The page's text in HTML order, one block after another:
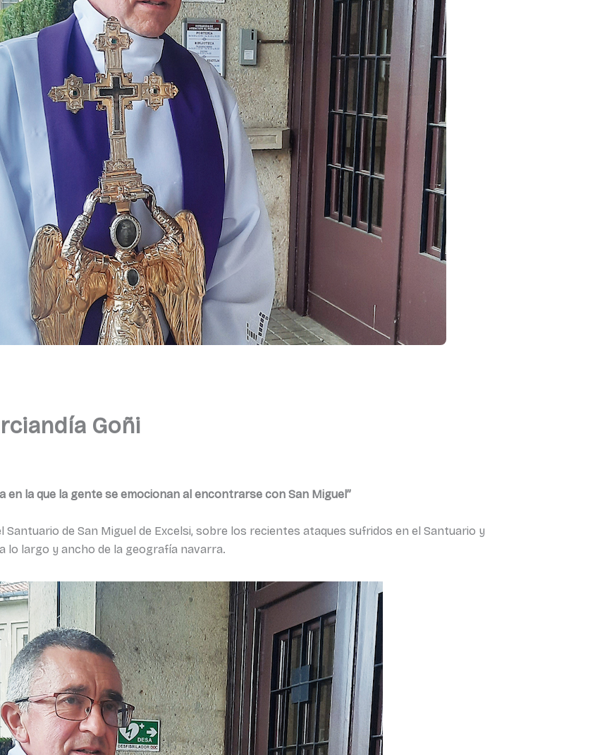
Goñi
en la que la gente se emocionan al encontrarse con San Miguel”
Santuario de San Miguel de Excelsi, sobre los recientes ataques sufridos en el Santuario y
lo largo y ancho de la geografía navarra.